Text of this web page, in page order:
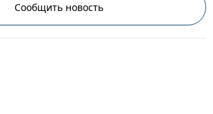
Сообщить новость